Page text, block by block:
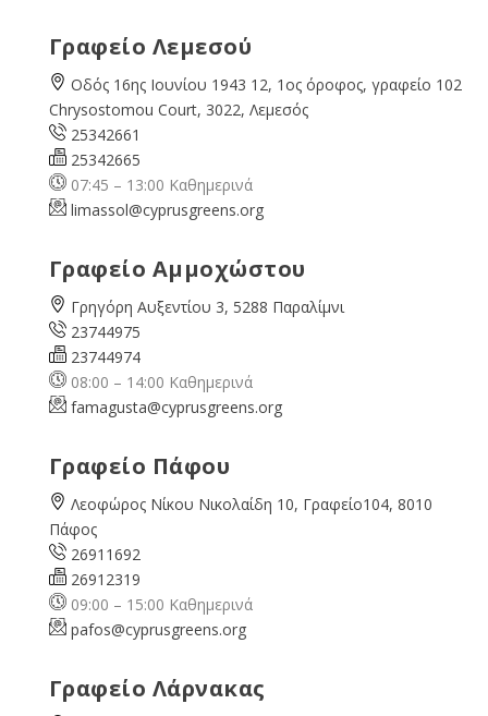
Γραφείο Λεμεσού
Οδός 16ης Ιουνίου 1943 12, 1ος όροφος, γραφείο 102
Chrysostomou Court, 3022, Λεμεσός
25342661
25342665
07:45 – 13:00 Καθημερινά
limassol@cyprusgreens.org
Γραφείο Αμμοχώστου
Γρηγόρη Αυξεντίου 3, 5288 Παραλίμνι
23744975
23744974
08:00 – 14:00 Καθημερινά
famagusta@cyprusgreens.org
Γραφείο Πάφου
Λεοφώρος Νίκου Νικολαίδη 10, Γραφείο104, 8010
Πάφος
26911692
26912319
09:00 – 15:00 Καθημερινά
pafos@cyprusgreens.org
Γραφείο Λάρνακας